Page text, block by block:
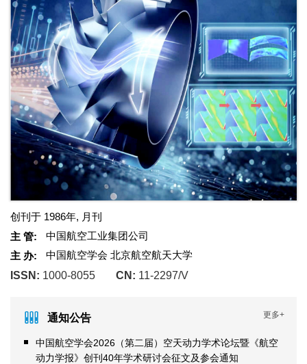
创刊于 1986年, 月刊
主 管:
中国航空工业集团公司
主 办:
中国航空学会 北京航空航天大学
ISSN: 1000-8055 CN: 11-2297/V
通知公告 更多+
中国航空学会2026（第二届）空天动力学术论坛暨《航空
动力学报》创刊40年学术研讨会征文及参会通知